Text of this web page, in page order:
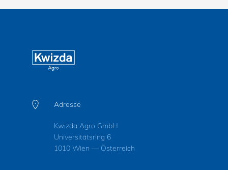
Adresse
Kwizda Agro GmbH
Universitätsring 6
1010 Wien — Österreich